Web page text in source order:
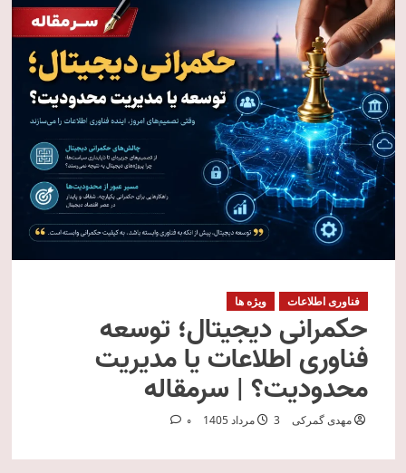
فناوری اطلاعات ویژه ها
حکمرانی دیجیتال؛ توسعه
فناوری اطلاعات یا مدیریت
محدودیت؟ | سرمقاله
مهدی گمرکی 3 مرداد 1405 0